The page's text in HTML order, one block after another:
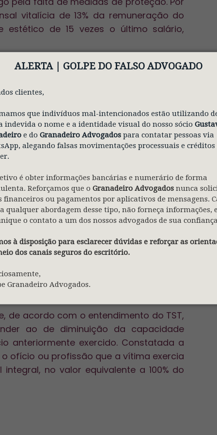
ALERTA | GOLPE DO FALSO ADVOGADO
clientes,
que indivíduos mal-intencionados estão utilizando
indevida o nome e a identidade visual do nosso sócio
e do Granadeiro Advogados para contatar pessoas via
alegando falsas movimentações processuais e créditos
é obter informações bancárias e numerário de forma
Reforçamos que o Granadeiro Advogados nunca
financeiros ou pagamentos por aplicativos de mensagens.
qualquer abordagem desse tipo, não forneça informações, e
o contato a um dos nossos advogados de sua
à disposição para esclarecer dúvidas e reforçar as
dos canais seguros do escritório.
Granadeiro Advogados.
vitalícia de 13% da remuneração do
de 15 vezes o último salário,
com base em imagens anexadas ao
incapazitado para exercer a
mostraram que era necessário o uso
tem de segurar o crânio do bovino,
e, com a dominante, manusear
o ensino médio e sempre trabalhou
de dedos da mão é relevante na
foi aumentada para 45% da
e estéticos majorada para 30 salários,
está em discussão a perda genérica
para sua atividade habitual.
de acordo com o entendimento do TST,
ao de diminuição da capacidade
anteriormente exercido. Constatada a
ofício ou profissão que a vítima exercia
no valor equivalente a 100% do